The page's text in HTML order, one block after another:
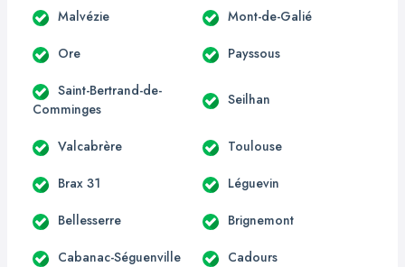
Malvézie Mont-de-Galié
Ore Payssous
Saint-Bertrand-de-
Comminges
Seilhan
Valcabrère Toulouse
Brax 31 Léguevin
Bellesserre Brignemont
Cabanac-Séguenville Cadours